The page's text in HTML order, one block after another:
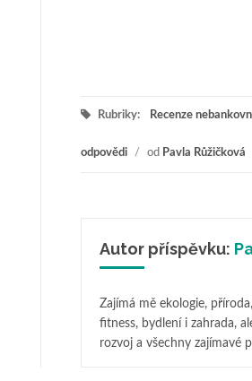
Rubriky: Recenze
odpovědi / od Pavla Růžičková
Autor příspěvku:
Zajímá mě ekologie,
fitness, bydlení i zahrada,
rozvoj a všechny zajímavé